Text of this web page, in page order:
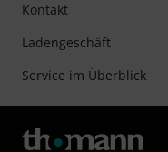
Kontakt
Ladengeschäft
Service im Überblick